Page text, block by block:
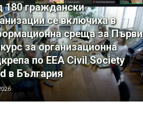
180 граждански
се включиха в
среща за Първи
за организационна
по EEA Civil Society
в България